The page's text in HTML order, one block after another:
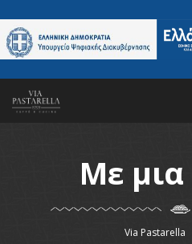
Με μια
Via Pastarella